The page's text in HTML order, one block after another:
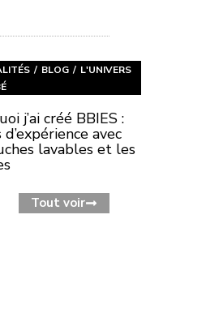
BLOG
L'UNIVERS
j’ai créé BBIES :
d’expérience avec
lavables et les
Tout voir